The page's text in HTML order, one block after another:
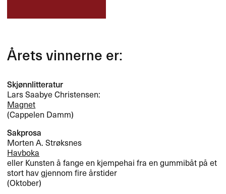
Årets vinnerne er:
Skjønnlitteratur
Lars Saabye Christensen:
Magnet
(Cappelen Damm)
Sakprosa
Morten A. Strøksnes
Havboka
eller Kunsten å fange en kjempehai fra en gummibåt på et
stort hav gjennom fire årstider
(Oktober)